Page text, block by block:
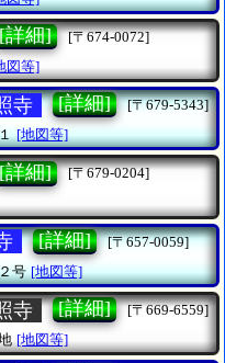
[詳細]
[〒674-0072]
図等]
寺 [詳細]
[〒679-5343]
[地図等]
[詳細]
[〒679-0204]
[詳細]
[〒657-0059]
号 [地図等]
寺 [詳細]
[〒669-6559]
[地図等]